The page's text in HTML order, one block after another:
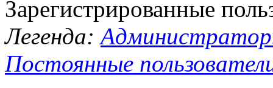
Зарегистрированные
Легенда:
Постоянные